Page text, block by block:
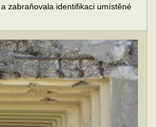
zabraňovala identifikaci umístěné